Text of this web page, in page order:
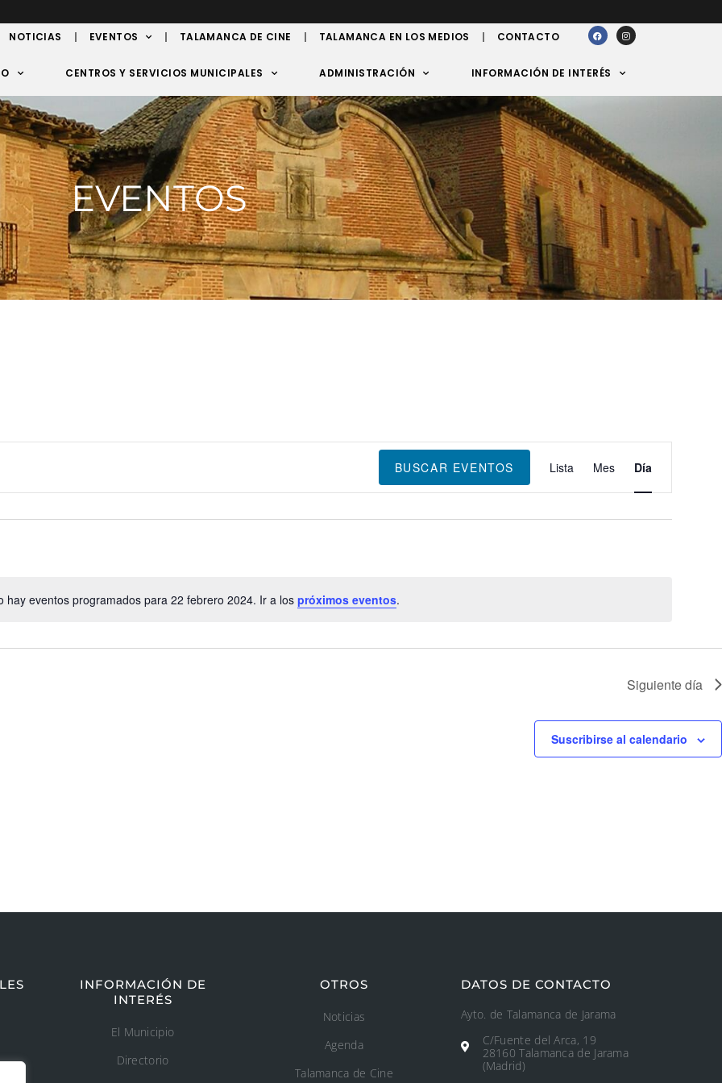
NOTICIAS
EVENTOS TALAMANCA DE CINE TALAMANCA EN LOS MEDIOS CONTACTO
CENTROS Y SERVICIOS MUNICIPALES ADMINISTRACIÓN INFORMACIÓN DE INTERÉS
EVENTOS
Aviso
hay eventos programados para 22 febrero 2024. Ir a los próximos eventos.
BUSCAR EVENTOS
de
Evento
Lista Mes Día
Siguiente día
Suscribirse al calendario
INFORMACIÓN DE
INTERÉS
El Municipio
Directorio
OTROS
Noticias
Agenda
Talamanca de Cine
DATOS DE CONTACTO
Ayto. de Talamanca de Jarama
C/Fuente del Arca, 19
28160 Talamanca de Jarama
(Madrid)